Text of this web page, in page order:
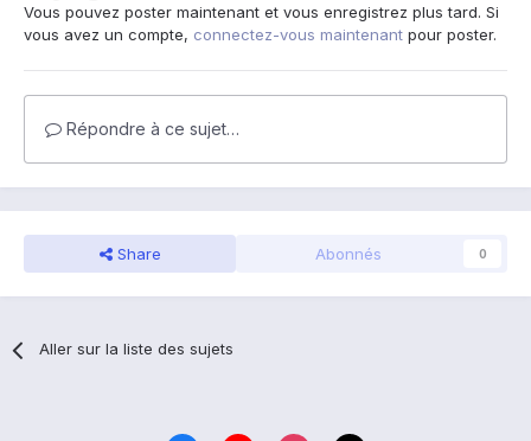
Vous pouvez poster maintenant et vous enregistrez plus tard. Si
vous avez un compte, connectez-vous maintenant pour poster.
Répondre à ce sujet…
Share Abonnés 0
Aller sur la liste des sujets